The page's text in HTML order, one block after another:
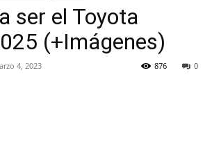
ser el Toyota
(+Imágenes)
4, 2023 0
876